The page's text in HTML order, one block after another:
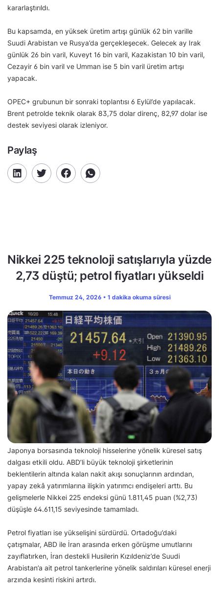
kararlaştırıldı.
Bu kapsamda, en yüksek üretim artışı günlük 62 bin varille
Suudi Arabistan ve Rusya’da gerçekleşecek. Gelecek ay Irak
günlük 26 bin varil, Kuveyt 16 bin varil, Kazakistan 10 bin varil,
Cezayir 6 bin varil ve Umman ise 5 bin varil üretim artışı
yapacak.
OPEC+ grubunun bir sonraki toplantısı 6 Eylül’de yapılacak.
Brent petrolde teknik olarak 83,75 dolar direnç, 82,97 dolar ise
destek seviyesi olarak izleniyor.
Paylaş
Nikkei 225 teknoloji satışlarıyla yüzde
2,73 düştü; petrol fiyatları yükseldi
Temmuz 24, 2026 • 1 dakika okuma süresi
Japonya borsasında teknoloji hisselerine yönelik küresel satış
dalgası etkili oldu. ABD’li büyük teknoloji şirketlerinin
beklentilerin altında kalan nakit akışı sonuçlarının ardından,
yapay zekâ yatırımlarına ilişkin yatırımcı endişeleri arttı. Bu
gelişmelerle Nikkei 225 endeksi günü 1.811,45 puan (%2,73)
düşüşle 64.611,15 seviyesinde tamamladı.
Petrol fiyatları ise yükselişini sürdürdü. Ortadoğu’daki
çatışmalar, ABD ile İran arasında erken görüşme umutlarını
zayıflatırken, İran destekli Husilerin Kızıldeniz’de Suudi
Arabistan’a ait petrol tankerlerine yönelik saldırıları küresel enerji
arzında kesinti riskini artırdı.